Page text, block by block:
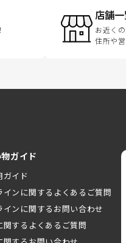
店舗
お近く
住所や
ガイド
ガイド
インに関するよくあるご質問
インに関するお問い合わせ
関するよくあるご質問